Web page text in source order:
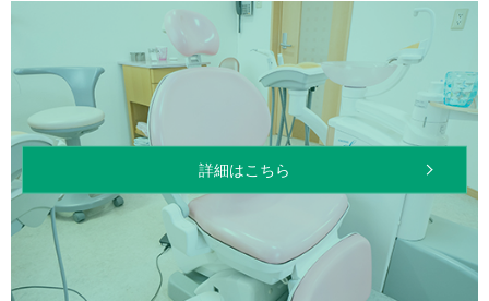
詳細はこちら